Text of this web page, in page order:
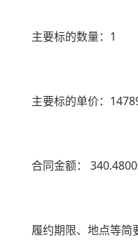
主要标的数量： 1
主要标的单价：
合同金额：
履约期限、地点等简